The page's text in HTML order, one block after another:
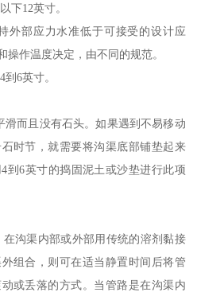
下12英寸。
外部应力水准低于可接受的设计应
作温度决定，由不同的规范。
6英寸。
而且没有石头。如果遇到不易移动
时节，就需要将沟渠底部铺垫起来
到6英寸的捣固泥土或沙垫进行此项
沟渠内部或外部用传统的溶剂黏接
组合，则可在适当静置时间后将管
或丢落的方式。当管路是在沟渠内